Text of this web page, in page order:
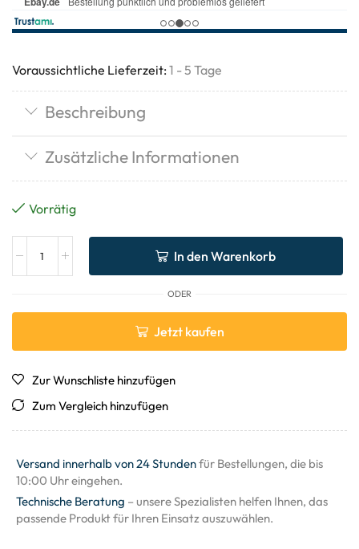
Voraussichtliche Lieferzeit: 1 - 5 Tage
Beschreibung
Zusätzliche Informationen
Vorrätig
In den Warenkorb
ODER
Jetzt kaufen
Zur Wunschliste hinzufügen
Zum Vergleich hinzufügen
Versand innerhalb von 24 Stundenfür Bestellungen, die bis
10:00 Uhr eingehen.
Technische Beratung – unsere Spezialisten helfen Ihnen, das
passende Produkt für Ihren Einsatz auszuwählen.